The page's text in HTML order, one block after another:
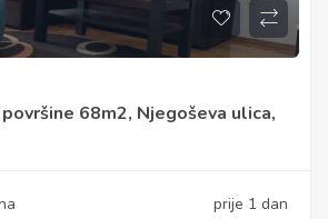
68m2, Njegoševa ulica,
prije 1 dan